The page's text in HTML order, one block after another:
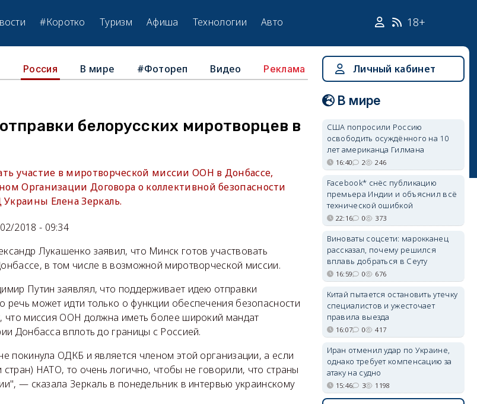
#Коротко Туризм Афиша Технологии Авто 18+
Россия В мире #Фотореп Видео Реклама
белорусских миротворцев в
участие в миротворческой миссии ООН в Донбассе,
Организации Договора о коллективной безопасности
Елена Зеркаль.
2018 - 09:34
Лукашенко заявил, что Минск готов участвовать
в том числе в возможной миротворческой миссии.
Путин заявлял, что поддерживает идею отправки
может идти только о функции обеспечения безопасности
что миссия ООН должна иметь более широкий мандат
Донбасса вплоть до границы с Россией.
покинула ОДКБ и является членом этой организации, а если
НАТО, то очень логично, чтобы не говорили, что страны
— сказала Зеркаль в понедельник в интервью украинскому
Личный кабинет
В мире
США попросили Россию
освободить осуждённого на 10
лет американца Гилмана
16:40 2 246
Facebook* снёс публикацию
премьера Индии и объяснил всё
технической ошибкой
22:16 0 373
Виноваты соцсети: марокканец
рассказал, почему решился
вплавь добраться в Сеуту
16:59 0 676
Китай пытается остановить утечку
специалистов и ужесточает
правила выезда
16:07 0 417
Иран отменил удар по Украине,
однако требует компенсацию за
атаку на судно
15:46 3 1198